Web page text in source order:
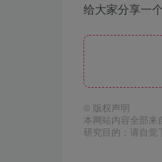
给大家分享一
© 版权声明
本网站内容全部
研究目的；请自觉